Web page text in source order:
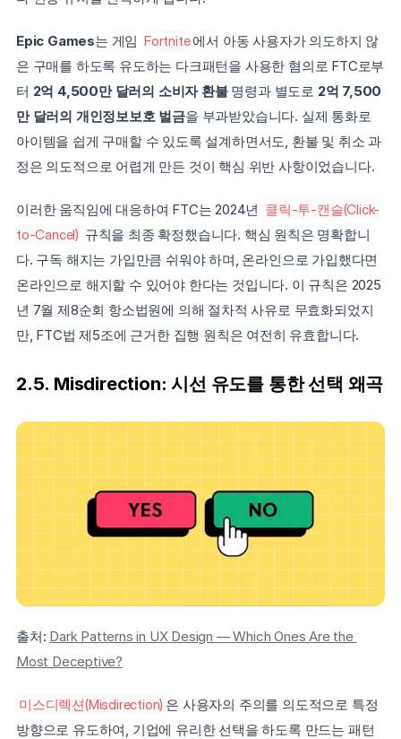
Epic Games는 게임 Fortnite에서 아동 사용자가 의도하지 않
은 구매를 하도록 유도하는 다크패턴을 사용한 혐의로 FTC로부
터 2억 4,500만 달러의 소비자 환불 명령과 별도로 2억 7,500
만 달러의 개인정보보호 벌금을 부과받았습니다. 실제 통화로
아이템을 쉽게 구매할 수 있도록 설계하면서도, 환불 및 취소 과
정은 의도적으로 어렵게 만든 것이 핵심 위반 사항이었습니다.
이러한 움직임에 대응하여 FTC는 2024년 클릭-투-캔슬(Click-
to-Cancel) 규칙을 최종 확정했습니다. 핵심 원칙은 명확합니
다. 구독 해지는 가입만큼 쉬워야 하며, 온라인으로 가입했다면
온라인으로 해지할 수 있어야 한다는 것입니다. 이 규칙은 2025
년 7월 제8순회 항소법원에 의해 절차적 사유로 무효화되었지
만, FTC법 제5조에 근거한 집행 원칙은 여전히 유효합니다.
2.5. Misdirection: 시선 유도를 통한 선택 왜곡
출처: Dark Patterns in UX Design — Which Ones Are the
Most Deceptive?
미스디렉션(Misdirection) 은 사용자의 주의를 의도적으로 특정
방향으로 유도하여, 기업에 유리한 선택을 하도록 만드는 패턴